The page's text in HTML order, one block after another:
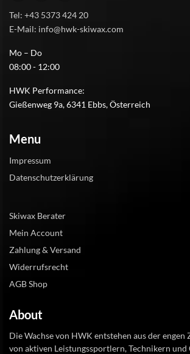
Tel: +43 5373 424 20
E-Mail: info@hwk-skiwax.com
Mo – Do
08:00 - 12:00
HWK Performance:
Gießenweg 9a, 6341 Ebbs, Österreich
Menu
Impressum
Datenschutzerklärung
Skiwax Berater
Mein Account
Zahlung & Versand
Widerrufsrecht
AGB Shop
About
Die Wachse von HWK entstehen aus der engen
von aktiven Leistungssportlern, Technikern und